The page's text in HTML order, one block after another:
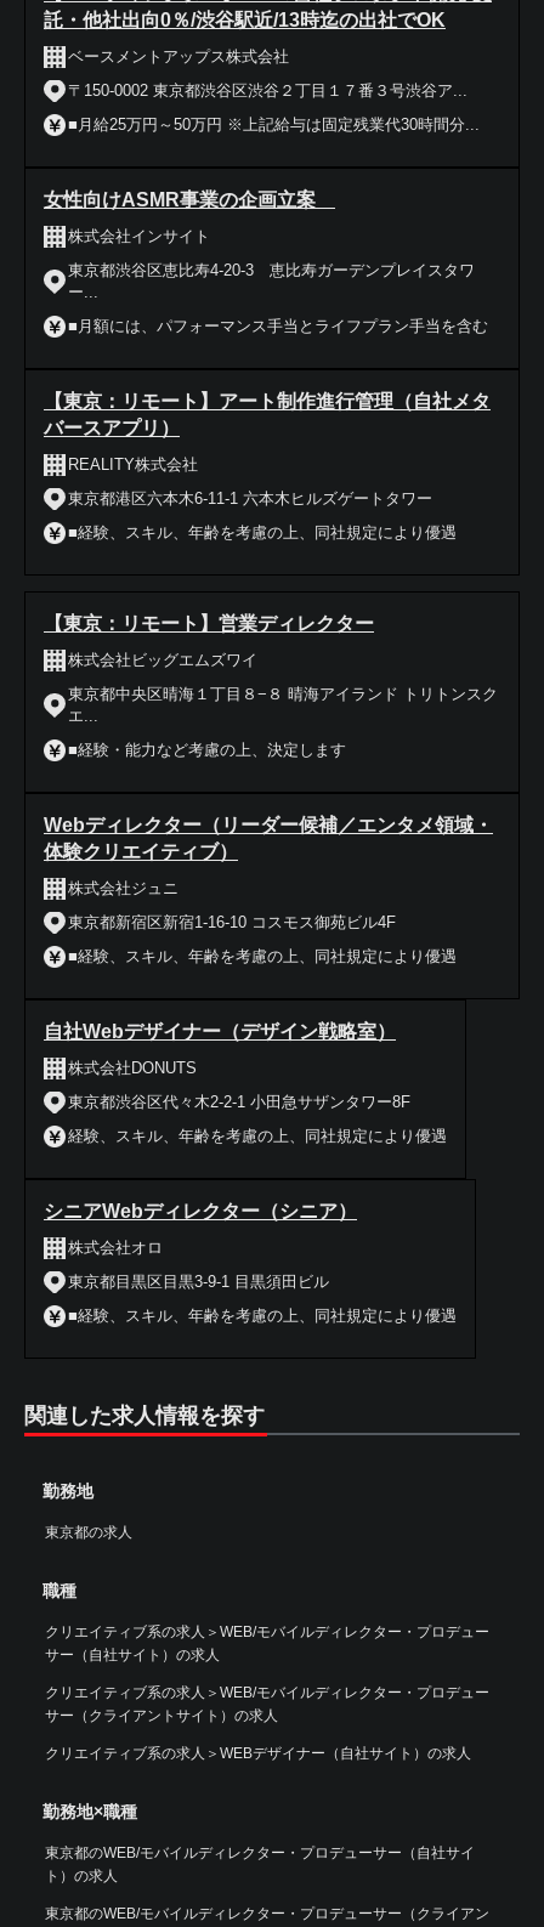
託・他社出向0％/渋谷駅近/13時迄の出社でOK
ベースメントアップス株式会社
〒150-0002 東京都渋谷区渋谷２丁目１７番３号渋谷ア...
■月給25万円～50万円 ※上記給与は固定残業代30時間分...
女性向けASMR事業の企画立案
株式会社インサイト
東京都渋谷区恵比寿4-20-3 恵比寿ガーデンプレイスタワ
ー...
■月額には、パフォーマンス手当とライフプラン手当を含む
【東京：リモート】アート制作進行管理（自社メタ
バースアプリ）
REALITY株式会社
東京都港区六本木6-11-1 六本木ヒルズゲートタワー
■経験、スキル、年齢を考慮の上、同社規定により優遇
【東京：リモート】営業ディレクター
株式会社ビッグエムズワイ
東京都中央区晴海１丁目８−８ 晴海アイランド トリトンスク
エ...
■経験・能力など考慮の上、決定します
Webディレクター（リーダー候補／エンタメ領域・
体験クリエイティブ）
株式会社ジュニ
東京都新宿区新宿1-16-10 コスモス御苑ビル4F
■経験、スキル、年齢を考慮の上、同社規定により優遇
自社Webデザイナー（デザイン戦略室）
株式会社DONUTS
東京都渋谷区代々木2-2-1 小田急サザンタワー8F
経験、スキル、年齢を考慮の上、同社規定により優遇
シニアWebディレクター（シニア）
株式会社オロ
東京都目黒区目黒3-9-1 目黒須田ビル
■経験、スキル、年齢を考慮の上、同社規定により優遇
関連した求人情報を探す
勤務地
東京都の求人
職種
クリエイティブ系の求人 ＞ WEB/モバイルディレクター・プロデュー
サー（自社サイト）の求人
クリエイティブ系の求人 ＞ WEB/モバイルディレクター・プロデュー
サー（クライアントサイト）の求人
クリエイティブ系の求人 ＞ WEBデザイナー（自社サイト）の求人
勤務地×職種
東京都のWEB/モバイルディレクター・プロデューサー（自社サイ
ト）の求人
東京都のWEB/モバイルディレクター・プロデューサー（クライアン